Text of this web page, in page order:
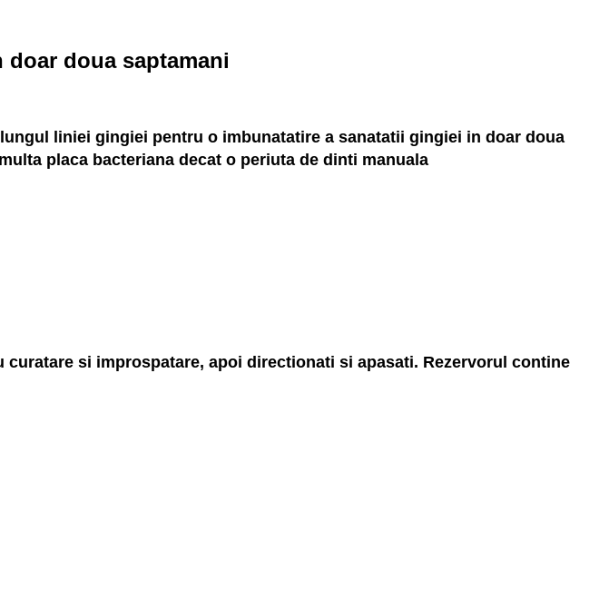
doua saptamani
liniei gingiei pentru o imbunatatire a sanatatii gingiei in doar doua
placa bacteriana decat o periuta de dinti manuala
si improspatare, apoi directionati si apasati. Rezervorul contine